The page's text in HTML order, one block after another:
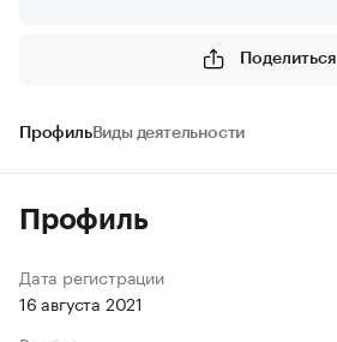
Поделиться
ПрофильВиды деятельности
Профиль
Дата регистрации
16 августа 2021